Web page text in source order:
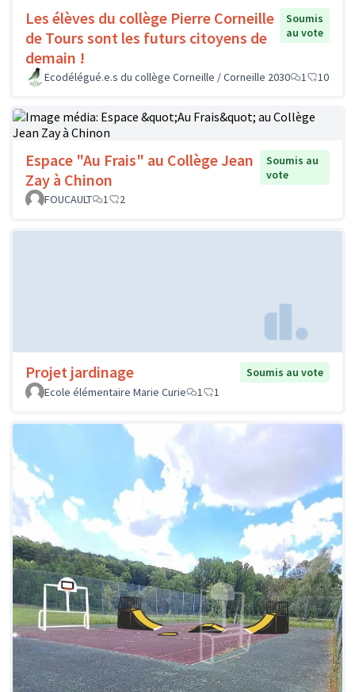
Les élèves du collège Pierre Corneille
de Tours sont les futurs citoyens de
demain !
Soumis
au vote
Ecodélégué.e.s du collège Corneille / Corneille 2030 1 10
Espace "Au Frais" au Collège Jean
Zay à Chinon
Soumis au
vote
FOUCAULT
1 2
Projet jardinage
Soumis au vote
Ecole élémentaire Marie Curie
1 1